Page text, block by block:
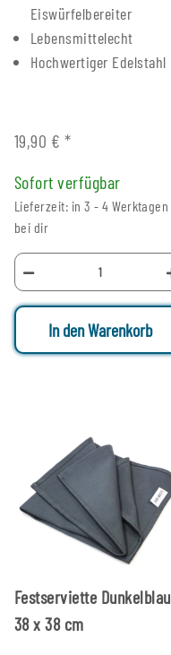
Eiswürfelbereiter
Lebensmittelecht
Hochwertiger Edelstahl
19,90 € *
Sofort verfügbar
Lieferzeit: in 3 - 4 Werktagen
bei dir
In den Warenkorb
Festserviette Dunkelblau
38 x 38 cm